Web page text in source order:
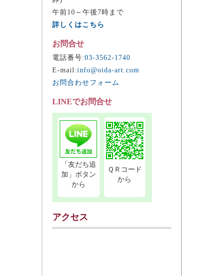
午前10～午後7時まで
詳しくはこちら
お問合せ
電話番号:03-3562-1740
E-mail:info@oida-art.com
お問合わせフォーム
LINEでお問合せ
「友だち追
加」ボタン
から
ＱＲコード
から
アクセス